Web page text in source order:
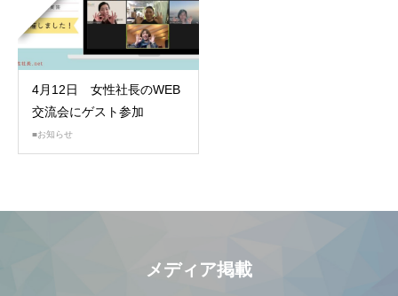
4月12日 女性社長のWEB
交流会にゲスト参加
■お知らせ
メディア掲載